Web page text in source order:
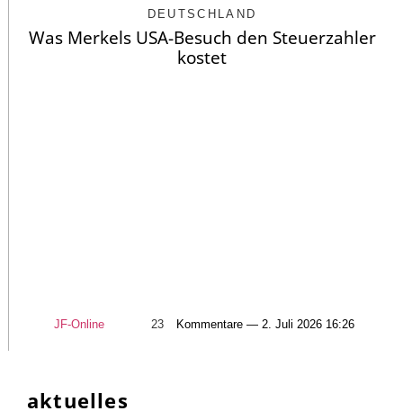
DEUTSCHLAND
Was Merkels USA-Besuch den Steuerzahler
kostet
JF-Online 23 Kommentare — 2. Juli 2026 16:26
aktuelles